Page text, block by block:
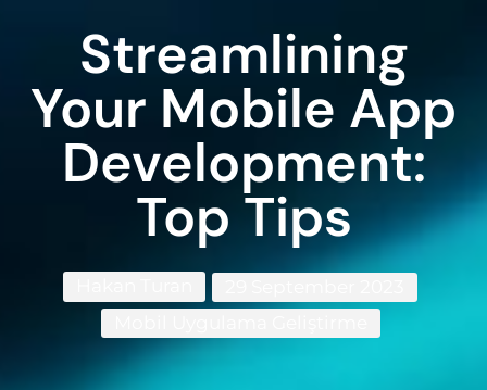
Streamlining
Your Mobile App
Development:
Top Tips